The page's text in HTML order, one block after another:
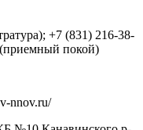
+7 (831) 216-38-
(приемный покой)
nnov.ru/